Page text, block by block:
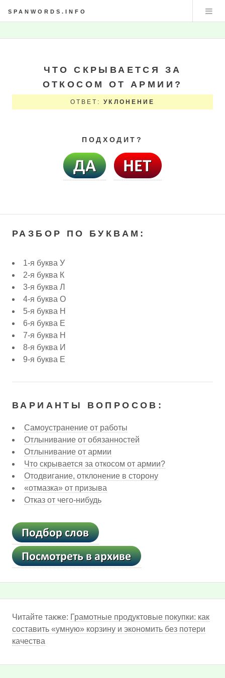
SPANWORDS.INFO
ЧТО СКРЫВАЕТСЯ ЗА
ОТКОСОМ ОТ АРМИИ?
ОТВЕТ:УКЛОНЕНИЕ
ПОДХОДИТ?
РАЗБОР ПО БУКВАМ:
1-я буква У
2-я буква К
3-я буква Л
4-я буква О
5-я буква Н
6-я буква Е
7-я буква Н
8-я буква И
9-я буква Е
ВАРИАНТЫ ВОПРОСОВ:
Самоустранение от работы
Отлынивание от обязанностей
Отлынивание от армии
Что скрывается за откосом от армии?
Отодвигание, отклонение в сторону
«отмазка» от призыва
Отказ от чего-нибудь
Читайте также: Грамотные продуктовые покупки: как
составить «умную» корзину и экономить без потери
качества